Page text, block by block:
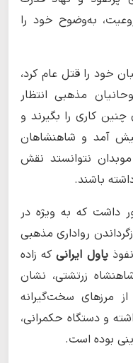
به‌وضوح خود را
خود را قتل عام کرد،
مذهبی انتظار
کاری را بگیرند و
آمد و شاهنشاهان
نتوانستد نقش
باشند.
داشت که به ویژه در
رواداری مذهبی
پاول ایرانیکه زاده
زرتشتی، نشان
مرزهای سخت‌گیرانه
و دستگاه حکمرانی،
بوده است.